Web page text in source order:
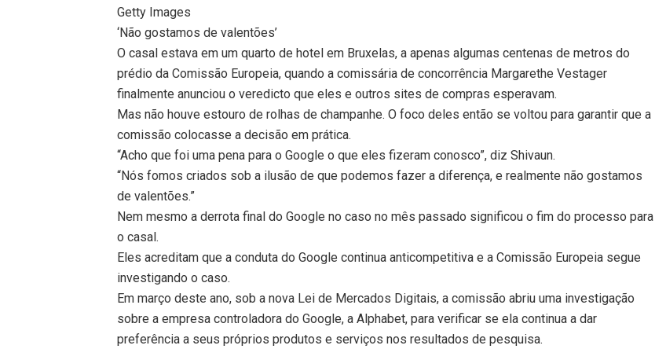
Getty Images
‘Não gostamos de valentões’
O casal estava em um quarto de hotel em Bruxelas, a apenas algumas centenas de metros do
prédio da Comissão Europeia, quando a comissária de concorrência Margarethe Vestager
finalmente anunciou o veredicto que eles e outros sites de compras esperavam.
Mas não houve estouro de rolhas de champanhe. O foco deles então se voltou para garantir que a
comissão colocasse a decisão em prática.
“Acho que foi uma pena para o Google o que eles fizeram conosco”, diz Shivaun.
“Nós fomos criados sob a ilusão de que podemos fazer a diferença, e realmente não gostamos
de valentões.”
Nem mesmo a derrota final do Google no caso no mês passado significou o fim do processo para
o casal.
Eles acreditam que a conduta do Google continua anticompetitiva e a Comissão Europeia segue
investigando o caso.
Em março deste ano, sob a nova Lei de Mercados Digitais, a comissão abriu uma investigação
sobre a empresa controladora do Google, a Alphabet, para verificar se ela continua a dar
preferência a seus próprios produtos e serviços nos resultados de pesquisa.